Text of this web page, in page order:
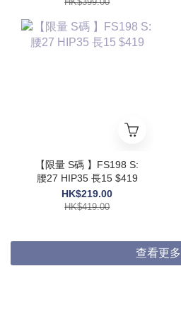
【限量 S碼 】FS198 S:
腰27 HIP35 長15 $419
HK$219.00
HK$419.00
查看更多